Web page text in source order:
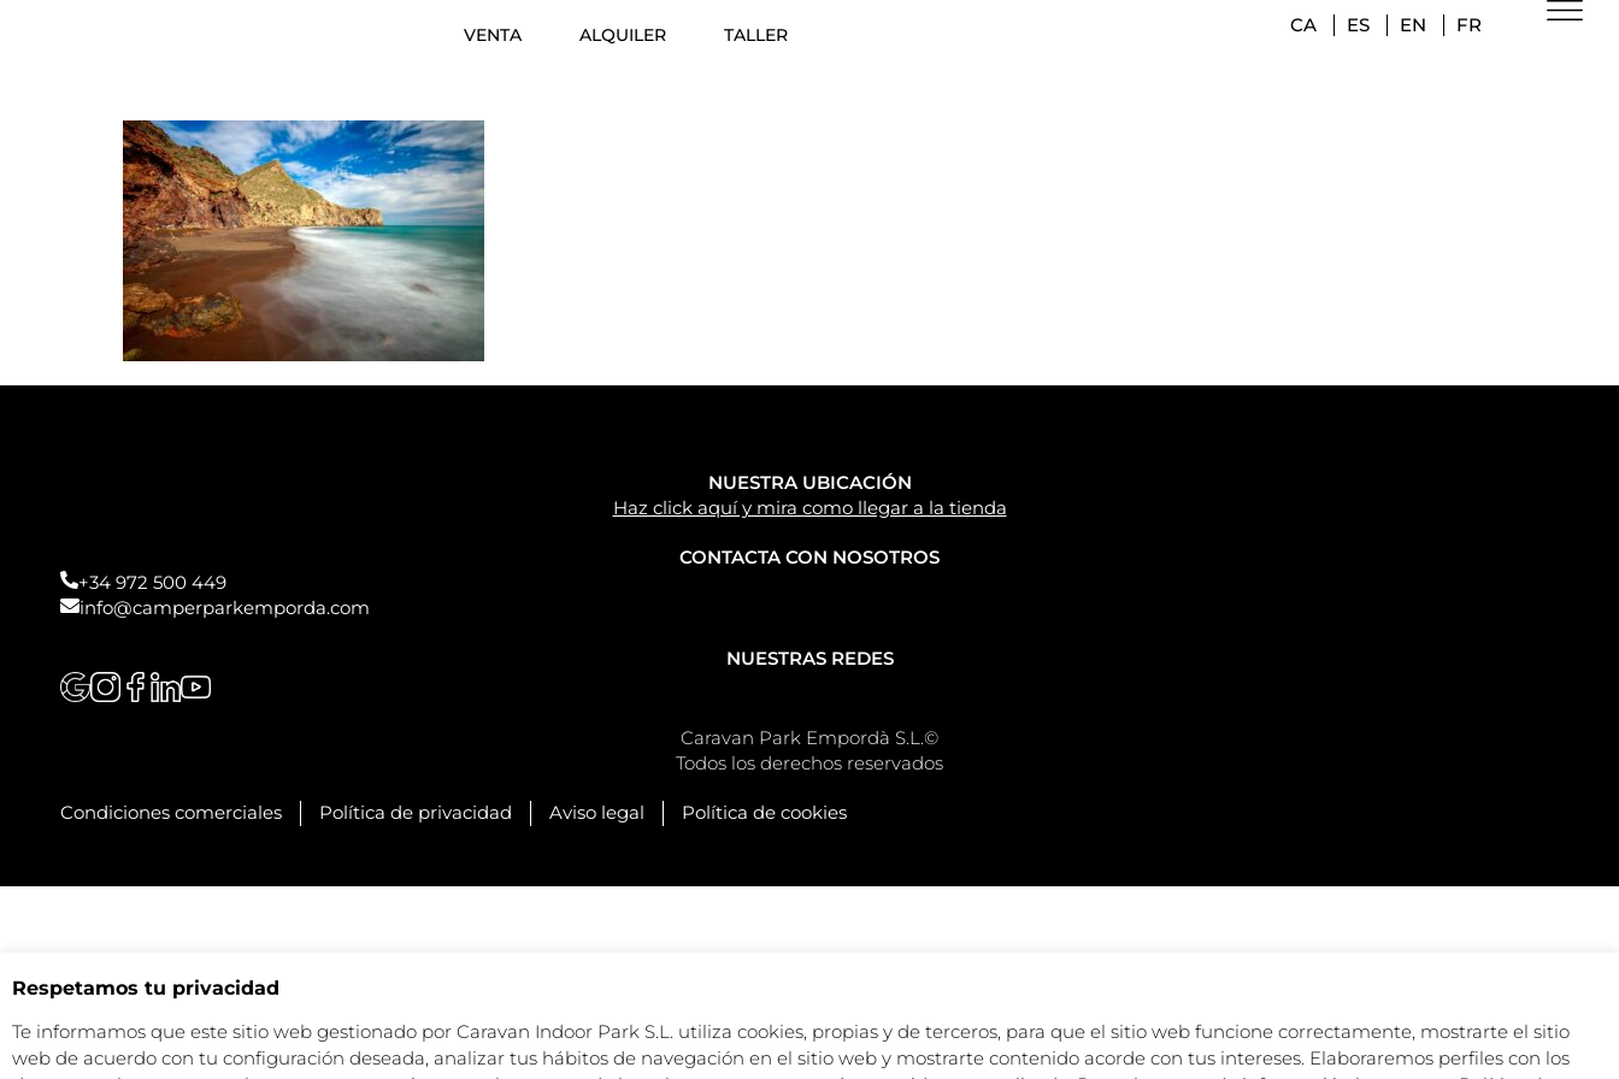
VENTA ALQUILER TALLER CA ES EN FR
NUESTRA UBICACIÓN
Haz click aquí y mira como llegar a la tienda
CONTACTA CON NOSOTROS
+34 972 500 449
info@camperparkemporda.com
NUESTRAS REDES
Caravan Park Empordà S.L.©
Todos los derechos reservados
Condiciones comerciales Política de privacidad Aviso legal Política de cookies
Respetamos tu privacidad
Te informamos que este sitio web gestionado por Caravan Indoor Park S.L. utiliza cookies, propias y de terceros, para que el sitio web funcione correctamente, mostrarte el sitio
web de acuerdo con tu configuración deseada, analizar tus hábitos de navegación en el sitio web y mostrarte contenido acorde con tus intereses. Elaboraremos perfiles con los